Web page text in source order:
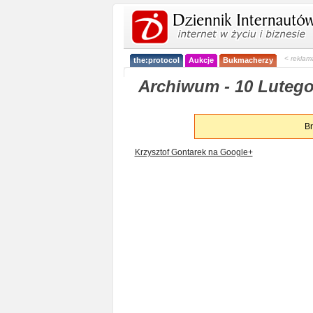
the:protocol Aukcje Bukmacherzy <
Archiwum - 10
Krzysztof Gontarek na Google+